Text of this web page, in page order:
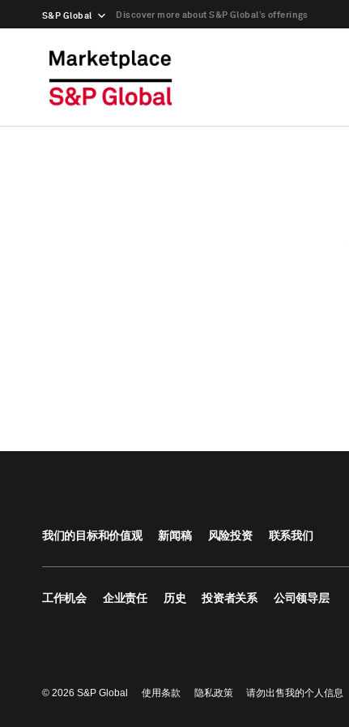
S&P Global Discover more about S&P Global’s offerings
我们的目标和价值观 新闻稿 风险投资 联系我们
工作机会 企业责任 历史 投资者关系 公司领导层
© 2026 S&P Global 使用条款 隐私政策 请勿出售我的个人信息